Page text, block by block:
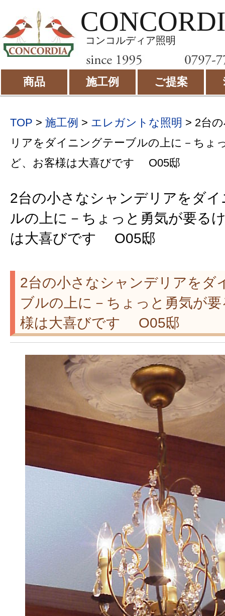
コンコルディア照明
商品 施工例 ご提案
TOP > 施工例 > エレガントな照明 > 2台
リアをダイニングテーブルの上に－ちょ
ど、お客様は大喜びです O05邸
2台の小さなシャンデリアをダ
ルの上に－ちょっと勇気が要る
は大喜びです O05邸
2台の小さなシャンデリアをダ
ブルの上に－ちょっと勇気が
様は大喜びです O05邸